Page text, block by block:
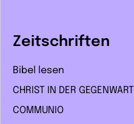
Zeitschriften
Bibel lesen
CHRIST IN DER GEGENWART
COMMUNIO